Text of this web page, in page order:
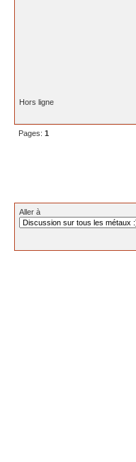
Hors ligne
Pages: 1
Aller à